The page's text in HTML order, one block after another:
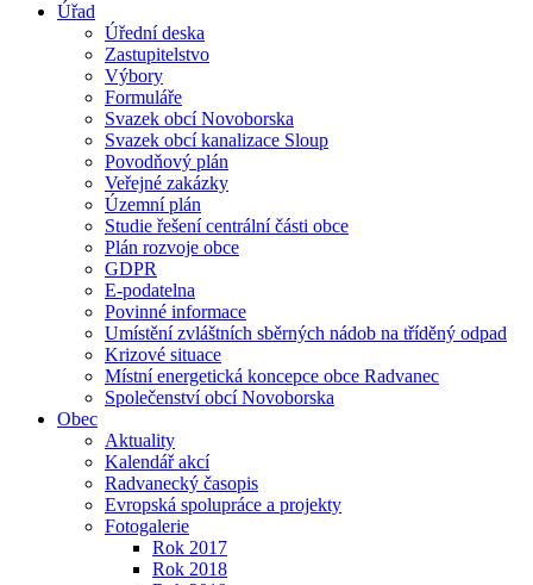
Úřad
Úřední deska
Zastupitelstvo
Výbory
Formuláře
Svazek obcí Novoborska
Svazek obcí kanalizace Sloup
Povodňový plán
Veřejné zakázky
Územní plán
Studie řešení centrální části obce
Plán rozvoje obce
GDPR
E-podatelna
Povinné informace
Umístění zvláštních sběrných nádob na tříděný odpad
Krizové situace
Místní energetická koncepce obce Radvanec
Společenství obcí Novoborska
Obec
Aktuality
Kalendář akcí
Radvanecký časopis
Evropská spolupráce a projekty
Fotogalerie
Rok 2017
Rok 2018